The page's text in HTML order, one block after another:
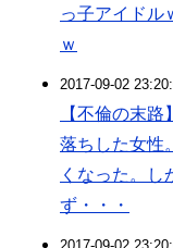
っ子アイドル
ｗ
2017-09-02
【不倫の末
落ちした女性
くなった。し
ず・・・